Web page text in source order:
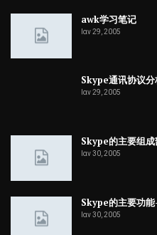
awk学习笔记
Ιαν 29, 2005
Skype通讯协议
Ιαν 29, 2005
Skype的主要组
Ιαν 30, 2005
Skype的主要功
Ιαν 30, 2005